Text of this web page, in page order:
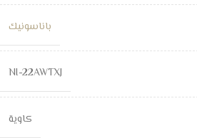
باناسونيك
NI-22AWTXJ
كاوية